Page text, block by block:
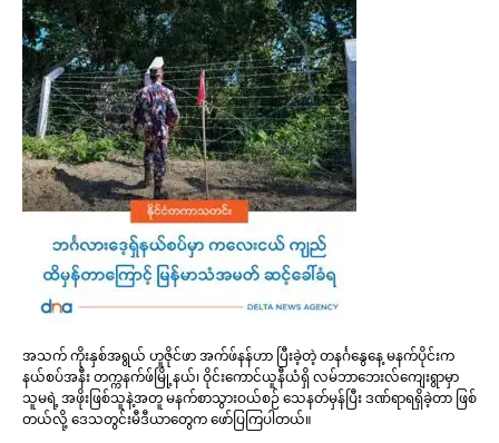
အသက် ကိုးနှစ်အရွယ် ဟူဇိုင်ဖာ အက်ဖ်နန်ဟာ ပြီးခဲ့တဲ့ တနင်္ဂနွေနေ့ မနက်ပိုင်းက
နယ်စပ်အနီး တက္ကနက်ဖ်မြို့နယ်၊ ဝိုင်းကောင်ယူနီယံရှိ လမ်ဘာဘေးလ်ကျေးရွာမှာ
သူမရဲ့ အဖိုးဖြစ်သူနဲ့အတူ မနက်စာသွားဝယ်စဉ် သေနတ်မှန်ပြီး ဒဏ်ရာရရှိခဲ့တာ ဖြစ်
တယ်လို့ ဒေသတွင်းမီဒီယာတွေက ဖော်ပြကြပါတယ်။